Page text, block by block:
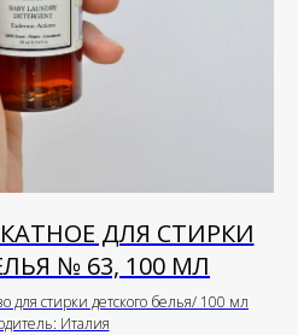
ДЛЯ СТИРКИ
№ 63, 100 МЛ
для стирки детского белья/ 100 мл
Италия